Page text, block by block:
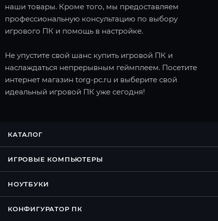
наши товары. Кроме того, мы предоставляем
профессиональную консультацию по выбору
игрового ПК и помощь в настройке.
Не упустите свой шанс купить игровой ПК и
наслаждаться непрерывным геймплеем. Посетите
интернет магазин torg-pc.ru и выберите свой
идеальный игровой ПК уже сегодня!
КАТАЛОГ
ИГРОВЫЕ КОМПЬЮТЕРЫ
НОУТБУКИ
КОНФИГУРАТОР ПК